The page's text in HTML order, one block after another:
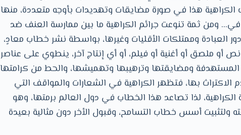
هذا في صورة مضايقات وتهديدات بأوجه متعددة، منها
ومن ثمة تنوعت جرائم الكراهية ما بين ممارسة العنف ضد
العبادة وممتلكات الأقليات وغيرها، بواسطة نشر خطاب معادٍ،
أو ملصق أو أغنية أو فيلم، أو أي إنتاج آخر، ينطوي على عناصر
المستهدفة ومضايقتها وترهيبها وتهميشها، والحط من كرامتها
الاكتراث بها، فتظهر الكراهية في الشعارات والمواقف التي
لذا تصاعد هذا الخطاب في دول العالم برمتها، وهو
ولتثبيت أسس خطاب التسامح، وقبول الأخر دون مثالية بعيدة